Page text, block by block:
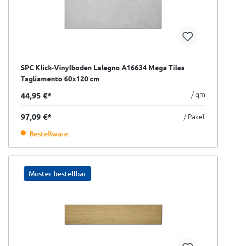
SPC Klick-Vinylboden Lalegno A16634 Mega Tiles
Tagliamento 60x120 cm
44,95 €* / qm
97,09 €* / Paket
Bestellware
Muster bestellbar